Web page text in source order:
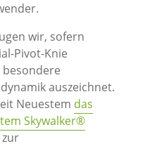
wir, sofern
Pivot-Knie
auszeichnet.
Neuestem das
Skywalker®